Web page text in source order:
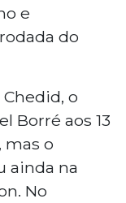
e
do
o
Borré aos 13
, mas o
ainda na
No